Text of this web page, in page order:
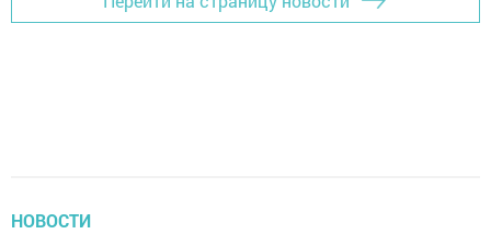
НОВОСТИ